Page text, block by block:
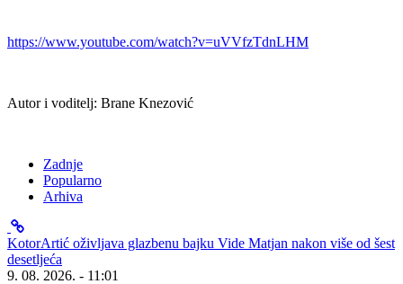
https://www.youtube.com/watch?v=uVVfzTdnLHM
Autor i voditelj: Brane Knezović
Zadnje
Popularno
Arhiva
KotorArtić oživljava glazbenu bajku Vide Matjan nakon više od šest
desetljeća
9. 08. 2026. - 11:01